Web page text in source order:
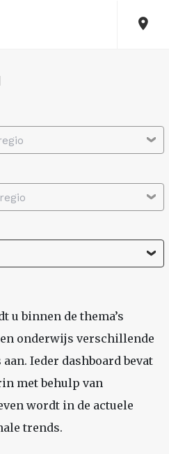
u binnen de thema’s
onderwijs verschillende
Ieder dashboard bevat
met behulp van
wordt in de actuele
trends.